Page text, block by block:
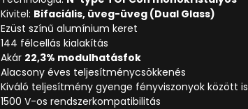
Kivitel: Bifaciális, üveg-üveg (Dual Glass)
Ezüst színű alumínium keret
144 félcellás kialakítás
Akár 22,3% modulhatásfok
Alacsony éves teljesítménycsökkenés
Kiváló teljesítmény gyenge fényviszonyok között is
1500 V-os rendszerkompatibilitás